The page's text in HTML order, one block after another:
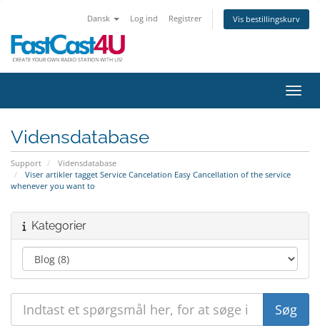
Dansk Log ind Registrer Vis bestillingskurv
Skift
Vidensdatabase
Support
Vidensdatabase
Viser artikler tagget Service Cancelation Easy Cancellation of the service
whenever you want to
Kategorier